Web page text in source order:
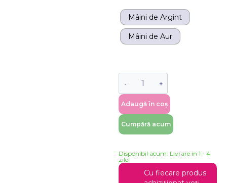
Mâini de Argint
Mâini de Aur
Adaugă în coș
Cumpără acum
Disponibil acum: Livrare în 1 - 4
zile!
Cu fiecare produs